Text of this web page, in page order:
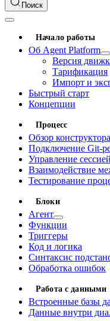
Поиск
Начало работы
Об Agent Platform
Версия
Тарификация
Импорт и
Быстрый старт
Концепции
Процесс
Обзор конструктора
Подключение Git-
Управление сессией
Взаимодействие
Тестирование
Блоки
Агент
Функции
Триггеры
Код и логика
Синтаксис
Обработка ошибок
Работа с данными
Встроенные базы
Данные внутри